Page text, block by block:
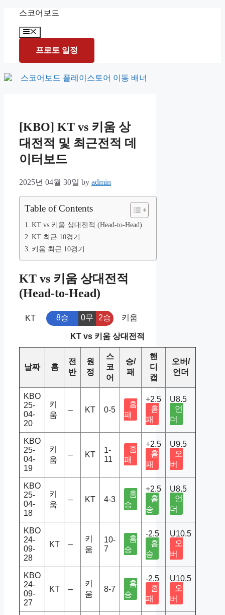
content
스코어보드
Menu
프로토 일정
[KBO] KT vs 키움 상
대전적 및 최근전적 데
이터보드
2025년 04월 30일 by admin
Table of Contents
KT vs 키움 상대전적 (Head-to-Head)
KT 최근 10경기
키움 최근 10경기
KT vs 키움 상대전적
(Head-to-Head)
KT 8승 0무 2승 키움
KT vs 키움 상대전적
날짜 홈
전
반
원
정
스
코
어
승/
패
핸
디
캡
오버/
언더
KBO
25-
04-
20
키
움
– KT 0-5
홈
패
+2.5
홈
패
U8.5
언
더
KBO
25-
04-
19
키
움
– KT
1-
11
홈
패
+2.5
홈
패
U9.5
오
버
KBO
25-
04-
18
키
움
– KT 4-3
홈
승
+2.5
홈
승
U8.5
언
더
KBO
24-
09-
28
KT –
키
움
10-
7
홈
승
-2.5
홈
승
U10.5
오
버
KBO
24-
09-
27
KT –
키
움
8-7
홈
승
-2.5
홈
패
U10.5
오
버